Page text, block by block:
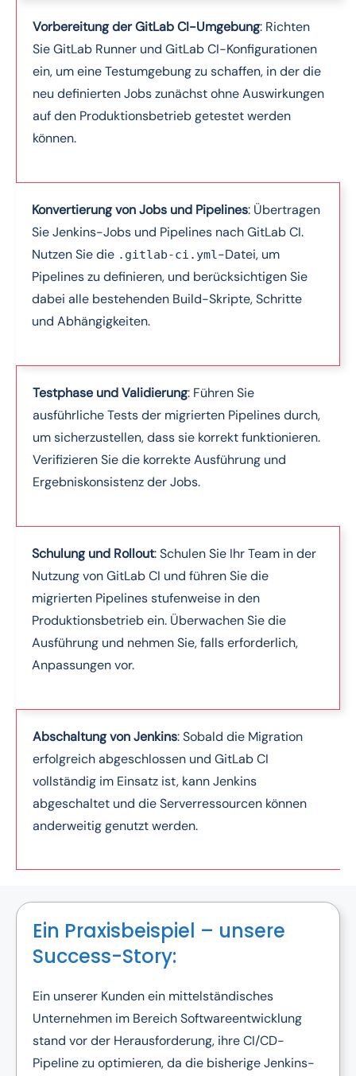
Vorbereitung der GitLab CI-Umgebung: Richten
Sie GitLab Runner und GitLab CI-Konfigurationen
ein, um eine Testumgebung zu schaffen, in der die
neu definierten Jobs zunächst ohne Auswirkungen
auf den Produktionsbetrieb getestet werden
können.
Konvertierung von Jobs und Pipelines: Übertragen
Sie Jenkins-Jobs und Pipelines nach GitLab CI.
Nutzen Sie die .gitlab-ci.yml-Datei, um
Pipelines zu definieren, und berücksichtigen Sie
dabei alle bestehenden Build-Skripte, Schritte
und Abhängigkeiten.
Testphase und Validierung: Führen Sie
ausführliche Tests der migrierten Pipelines durch,
um sicherzustellen, dass sie korrekt funktionieren.
Verifizieren Sie die korrekte Ausführung und
Ergebniskonsistenz der Jobs.
Schulung und Rollout: Schulen Sie Ihr Team in der
Nutzung von GitLab CI und führen Sie die
migrierten Pipelines stufenweise in den
Produktionsbetrieb ein. Überwachen Sie die
Ausführung und nehmen Sie, falls erforderlich,
Anpassungen vor.
Abschaltung von Jenkins: Sobald die Migration
erfolgreich abgeschlossen und GitLab CI
vollständig im Einsatz ist, kann Jenkins
abgeschaltet und die Serverressourcen können
anderweitig genutzt werden.
Ein Praxisbeispiel – unsere
Success-Story:
Ein unserer Kunden ein mittelständisches
Unternehmen im Bereich Softwareentwicklung
stand vor der Herausforderung, ihre CI/CD-
Pipeline zu optimieren, da die bisherige Jenkins-